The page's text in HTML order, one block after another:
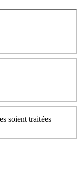
soient traitées